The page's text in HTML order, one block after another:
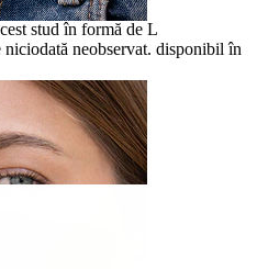
stud în formă de L
neobservat. disponibil în